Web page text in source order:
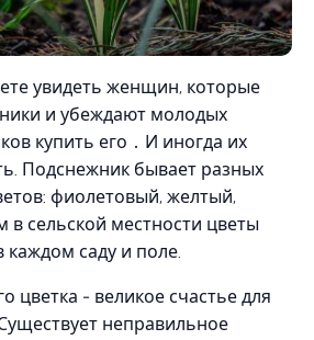
увидеть женщин, которые
и убеждают молодых
купить его ․ И иногда их
Подснежник бывает разных
фиолетовый, желтый,
в сельской местности цветы
каждом саду и поле.
цветка - великое счастье для
неправильное